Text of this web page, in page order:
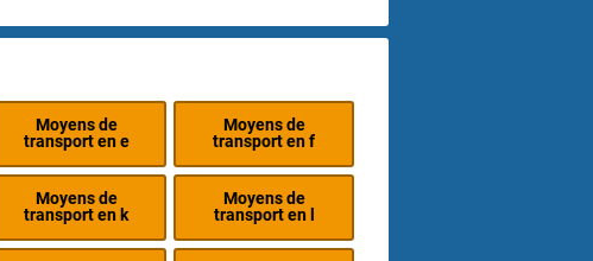
Moyens de
transport en e
Moyens de
transport en f
Moyens de
transport en k
Moyens de
transport en l